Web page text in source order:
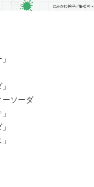
ーソーダ